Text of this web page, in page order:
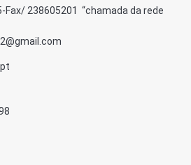
238605201 “chamada da rede